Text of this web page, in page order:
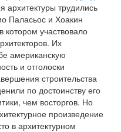
архитектуры трудились
Паласьос и Хоакин
участвовало
Их
американскую
и отголоски
строительства
по достоинству его
чем восторгов. Но
произведение
в архитектурном